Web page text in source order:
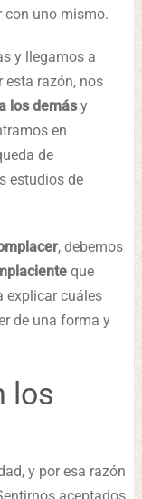
con uno mismo.
y llegamos a
esta razón, nos
los demásy
en
de
estudios de
, debemos
que
explicar cuáles
de una forma y
los
y por esa razón